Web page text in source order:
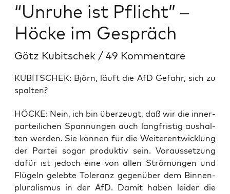
“Unruhe ist Pflicht” –
Höcke im Gespräch
Götz Kubitschek / 49 Kommentare
KUBITSCHEK: Björn, läuft die AfD Gefahr, sich zu
spalten?
HÖCKE: Nein, ich bin über­zeugt, daß wir die inner­
par­tei­li­chen Span­nun­gen auch lang­fris­tig aus­hal­
ten wer­den. Sie kön­nen für die Wei­ter­ent­wick­lung
der Par­tei sogar pro­duk­tiv sein. Vor­aus­set­zung
dafür ist jedoch eine von allen Strö­mun­gen und
Flü­geln geleb­te Tole­ranz gegen­über dem Bin­nen­
plu­ra­lis­mus in der AfD. Damit haben lei­der die